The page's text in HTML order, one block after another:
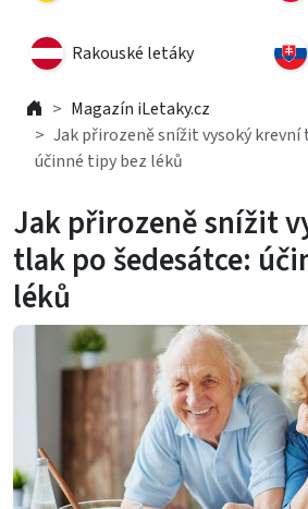
Rakouské letáky
Magazín iLetaky.cz
Jak přirozeně snížit vysoký krevní
účinné tipy bez léků
Jak přirozeně snížit
tlak po šedesátce:
léků